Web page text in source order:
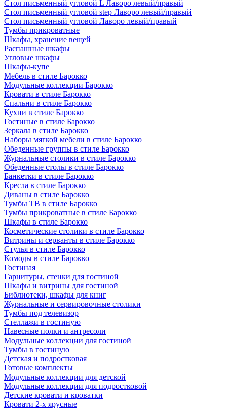
Стол письменный угловой L Лаворо левый/правый
Стол письменный угловой step Лаворо левый/правый
Стол письменный угловой Лаворо левый/правый
Тумбы прикроватные
Шкафы, хранение вещей
Распашные шкафы
Угловые шкафы
Шкафы-купе
Мебель в стиле Барокко
Модульные коллекции Барокко
Кровати в стиле Барокко
Спальни в стиле Барокко
Кухни в стиле Барокко
Гостиные в стиле Барокко
Зеркала в стиле Барокко
Наборы мягкой мебели в стиле Барокко
Обеденные группы в стиле Барокко
Журнальные столики в стиле Барокко
Обеденные столы в стиле Барокко
Банкетки в стиле Барокко
Кресла в стиле Барокко
Диваны в стиле Барокко
Тумбы ТВ в стиле Барокко
Тумбы прикроватные в стиле Барокко
Шкафы в стиле Барокко
Косметические столики в стиле Барокко
Витрины и серванты в стиле Барокко
Стулья в стиле Барокко
Комоды в стиле Барокко
Гостиная
Гарнитуры, стенки для гостиной
Шкафы и витрины для гостиной
Библиотеки, шкафы для книг
Журнальные и сервировочные столики
Тумбы под телевизор
Стеллажи в гостиную
Навесные полки и антресоли
Модульные коллекции для гостиной
Тумбы в гостиную
Детская и подростковая
Готовые комплекты
Модульные коллекции для детской
Модульные коллекции для подростковой
Детские кровати и кроватки
Кровати 2-х ярусные